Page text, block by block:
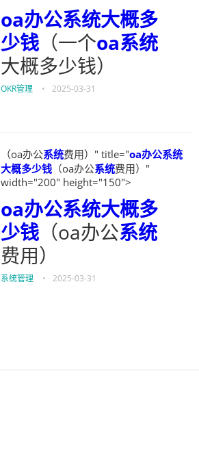
oa办公系统大概多
少钱 （一个oa系统
大概多少钱）
OKR管理 • 2025-03-31
（oa办公系统费用）" title="oa办公系统
大概多少钱 （oa办公系统费用）"
width="200" height="150">
oa办公系统大概多
少钱 （oa办公系统
费用）
系统管理 • 2025-03-31